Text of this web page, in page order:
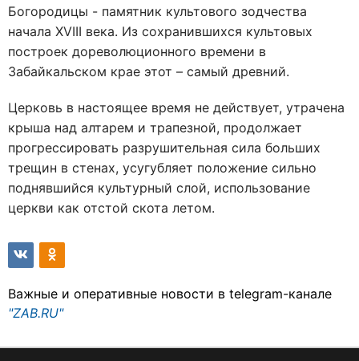
Богородицы - памятник культового зодчества
начала XVIII века. Из сохранившихся культовых
построек дореволюционного времени в
Забайкальском крае этот – самый древний.
Церковь в настоящее время не действует, утрачена
крыша над алтарем и трапезной, продолжает
прогрессировать разрушительная сила больших
трещин в стенах, усугубляет положение сильно
поднявшийся культурный слой, использование
церкви как отстой скота летом.
Важные и оперативные новости в telegram-канале
"ZAB.RU"